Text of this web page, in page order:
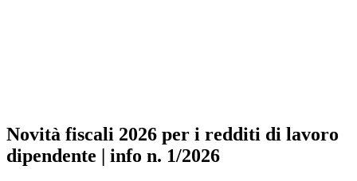
Novità fiscali 2026 per i redditi di lavoro
dipendente | info n. 1/2026